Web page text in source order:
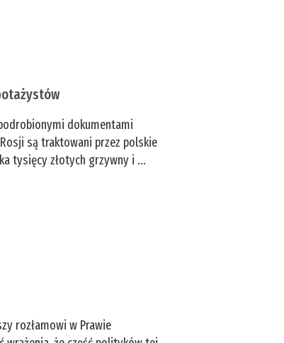
dokumentami
są traktowani przez polskie
tysięcy złotych grzywny i ...
rozłamowi w Prawie